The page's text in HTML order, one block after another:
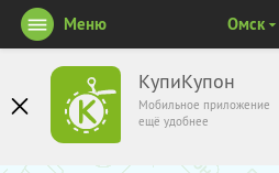
КупиКупон
Мобильное приложение
ещё удобнее
Меню Омск